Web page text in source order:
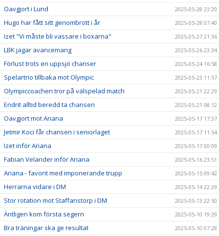
Oavgjort i Lund 2025-05-28 23:20
Hugo har fått sitt genombrott i år 2025-05-28 07:40
Izet "Vi måste bli vassare i boxarna" 2025-05-27 21:36
LBK jagar avancemang 2025-05-26 23:34
Förlust trots en uppsjö chanser 2025-05-24 16:58
Spelartrio tillbaka mot Olympic 2025-05-23 11:57
Olympiccoachen tror på välspelad match 2025-05-21 22:29
Endrit alltid beredd ta chansen 2025-05-21 08:12
Oavgjort mot Ariana 2025-05-17 17:37
Jetmir Koci får chansen i seniorlaget 2025-05-17 11:54
Izet inför Ariana 2025-05-17 00:09
Fabian Velander inför Ariana 2025-05-16 23:51
Ariana - favorit med imponerande trupp 2025-05-15 09:42
Herrarna vidare i DM 2025-05-14 22:29
Stor rotation mot Staffanstorp i DM 2025-05-13 22:50
Äntligen kom första segern 2025-05-10 19:29
Bra träningar ska ge resultat 2025-05-10 07:28